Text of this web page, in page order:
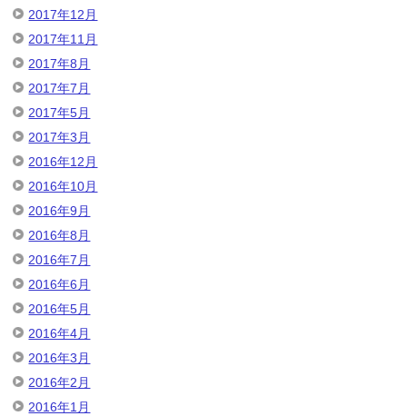
2017年12月
2017年11月
2017年8月
2017年7月
2017年5月
2017年3月
2016年12月
2016年10月
2016年9月
2016年8月
2016年7月
2016年6月
2016年5月
2016年4月
2016年3月
2016年2月
2016年1月